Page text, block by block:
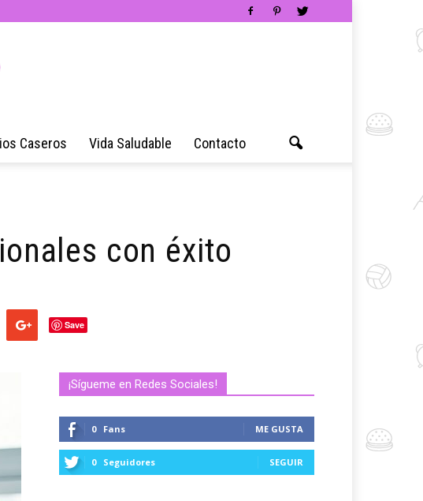
Caseros Vida Saludable Contacto
con éxito
Save
¡Sígueme en Redes Sociales!
0 Fans ME GUSTA
0 Seguidores SEGUIR